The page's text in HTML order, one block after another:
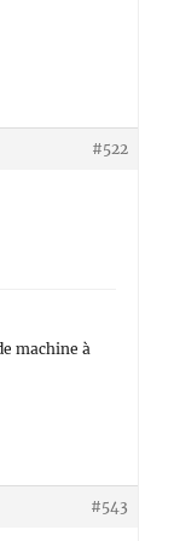
#522
machine à
#543